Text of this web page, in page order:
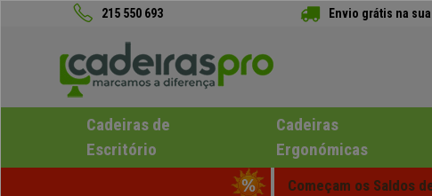
215 550 693 Envio grátis na
Cadeiras de
Escritório
Cadeiras
Ergonómicas
Começam os Saldos